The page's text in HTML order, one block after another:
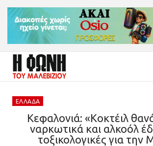
ΕΛΛΆΔΑ
Κεφαλονιά: «Κοκτέιλ
ναρκωτικά και αλκοόλ
τοξικολογικές για